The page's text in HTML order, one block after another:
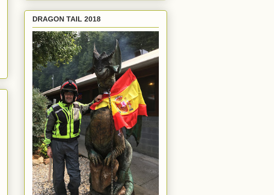
DRAGON TAIL 2018